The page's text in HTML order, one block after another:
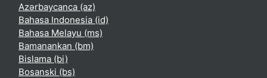
Azərbaycanca ‎(az)‎
Bahasa Indonesia ‎(id)‎
Bahasa Melayu ‎(ms)‎
Bamanankan ‎(bm)‎
Bislama ‎(bi)‎
Bosanski ‎(bs)‎